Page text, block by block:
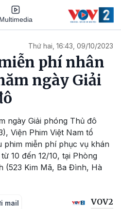
Thứ hai, 16:43, 09/10/2023
phí nhân
ngày Giải
ngày Giải phóng Thủ đô
Viện Phim Việt Nam tổ
miễn phí phục vụ khán
10 đến 12/10, tại Phòng
(523 Kim Mã, Ba Đình, Hà
mail VOV2